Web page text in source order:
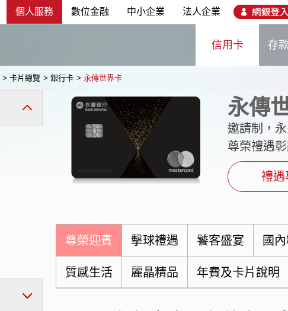
個人服務 數位金融 中小企業 法人企業
信用卡 存
> 卡片總覽 > 銀行卡 > 永傳世界卡
永傳
邀請制，
尊榮禮遇
禮遇
尊榮迎賓 擊球禮遇 饕客盛宴 國
質感生活 麗晶精品 年費及卡片說明